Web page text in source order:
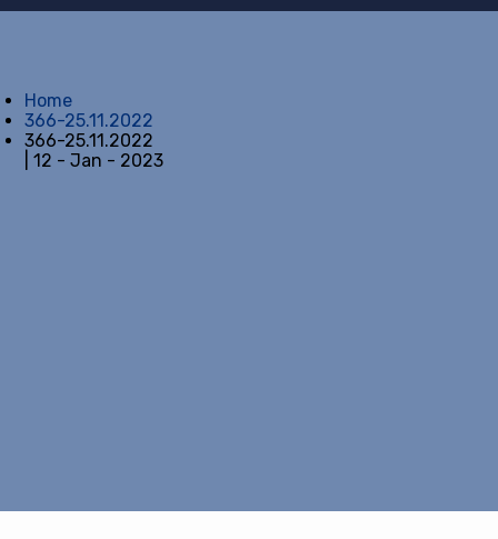
Home
366-25.11.2022
366-25.11.2022
| 12 - Jan - 2023